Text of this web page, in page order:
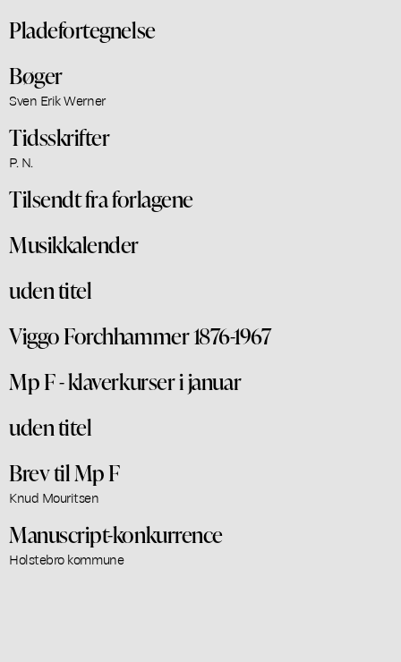
Pladefortegnelse
Bøger
Sven Erik Werner
Tidsskrifter
P. N.
Tilsendt fra forlagene
Musikkalender
uden titel
Viggo Forchhammer 1876-1967
Mp F - klaverkurser i januar
uden titel
Brev til Mp F
Knud Mouritsen
Manuscript-konkurrence
Holstebro kommune